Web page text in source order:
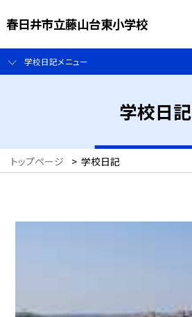
春日井市立藤山台東小学校
学校日記メニュー
学校日記
トップページ > 学校日記